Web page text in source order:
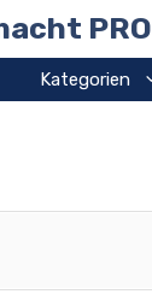
PRO
Kategorien